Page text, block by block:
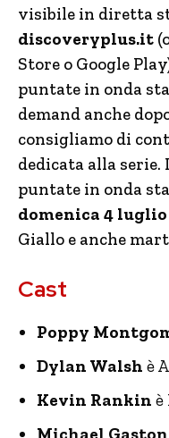
visibile in diretta
discoveryplus.it
Store o Google
puntate in onda
demand anche
consigliamo di
dedicata alla serie.
puntate in onda
domenica 4 luglio
Giallo e anche
Cast
Poppy
Dylan Walsh è
Kevin Rankin è